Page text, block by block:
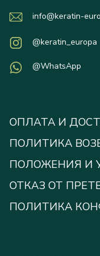
info@keratin-
@keratin_europa
@WhatsApp
ОПЛАТА И
ПОЛИТИКА
ПОЛОЖЕНИЯ И
ОТКАЗ ОТ
ПОЛИТИКА